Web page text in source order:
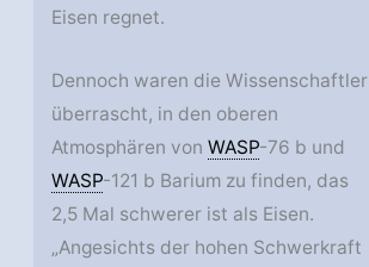
Eisen regnet.
Dennoch waren die Wissenschaftler
überrascht, in den oberen
Atmosphären vonWASP-76 b und
WASP-121 b Barium zu finden, das
2,5 Mal schwerer ist als Eisen.
„Angesichts der hohen Schwerkraft